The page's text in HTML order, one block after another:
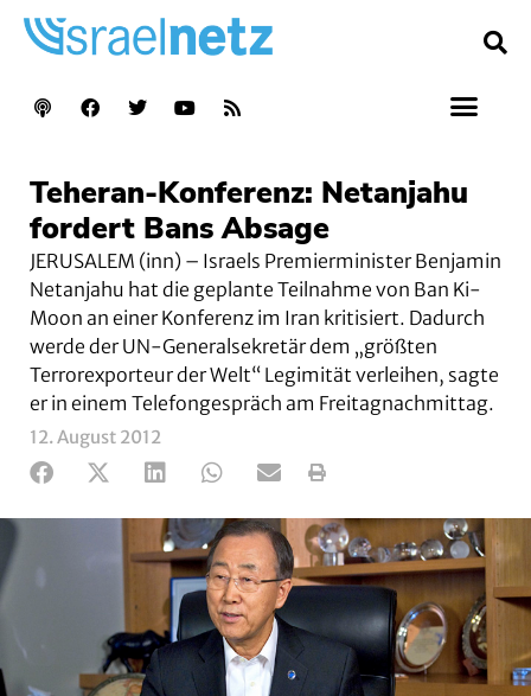
Teheran-Konferenz: Netanjahu
fordert Bans Absage
JERUSALEM (inn) – Israels Premierminister Benjamin
Netanjahu hat die geplante Teilnahme von Ban Ki-
Moon an einer Konferenz im Iran kritisiert. Dadurch
werde der UN-Generalsekretär dem „größten
Terrorexporteur der Welt“ Legimität verleihen, sagte
er in einem Telefongespräch am Freitagnachmittag.
12. August 2012